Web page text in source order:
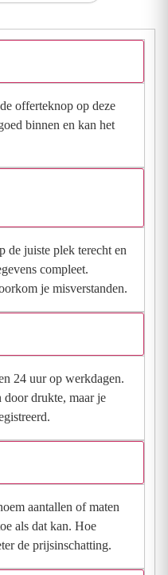
offerteknop op deze
binnen en kan het
de juiste plek terecht en
compleet.
je misverstanden.
24 uur op werkdagen.
door drukte, maar je
aantallen of maten
als dat kan. Hoe
de prijsinschatting.